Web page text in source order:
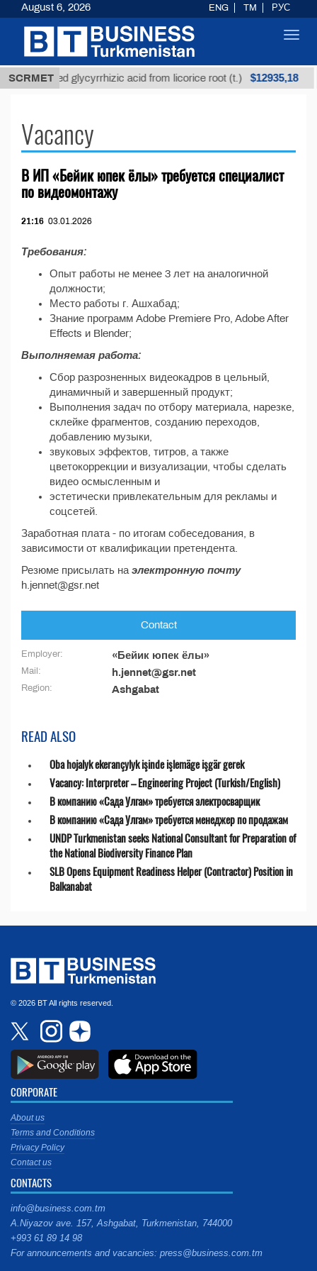
SCRMET
Unrefined glycyrrhizic acid from licorice root (t.) $12935,18
Vacancy
В ИП «Бейик юпек ёлы» требуется специалист
по видеомонтажу
21:16 03.01.2026
Требования:
Опыт работы не менее 3 лет на аналогичной
должности;
Место работы г. Ашхабад;
Знание программ Adobe Premiere Pro, Adobe After
Effects и Blender;
Выполняемая работа:
Сбор разрозненных видеокадров в цельный,
динамичный и завершенный продукт;
Выполнения задач по отбору материала, нарезке,
склейке фрагментов, созданию переходов,
добавлению музыки,
звуковых эффектов, титров, а также
цветокоррекции и визуализации, чтобы сделать
видео осмысленным и
эстетически привлекательным для рекламы и
соцсетей.
Заработная плата - по итогам собеседования, в
зависимости от квалификации претендента.
Резюме присылать на электронную почту
h.jennet@gsr.net
Contact
Employer: «Бейик юпек ёлы»
Mail: h.jennet@gsr.net
Region: Ashgabat
READ ALSO
Oba hojalyk ekerançylyk işinde işlemäge işgär gerek
Vacancy: Interpreter – Engineering Project (Turkish/English)
В компанию «Сада Улгам» требуется электросварщик
В компанию «Сада Улгам» требуется менеджер по продажам
UNDP Turkmenistan seeks National Consultant for Preparation of
the National Biodiversity Finance Plan
SLB Opens Equipment Readiness Helper (Contractor) Position in
Balkanabat
© 2026 BT All rights reserved.
CORPORATE
About us
Terms and Conditions
Privacy Policy
Contact us
CONTACTS
info@business.com.tm
A.Niyazov ave. 157, Ashgabat, Turkmenistan, 744000
+993 61 89 14 98
For announcements and vacancies: press@business.com.tm
August 6, 2026 ENG TM РУС